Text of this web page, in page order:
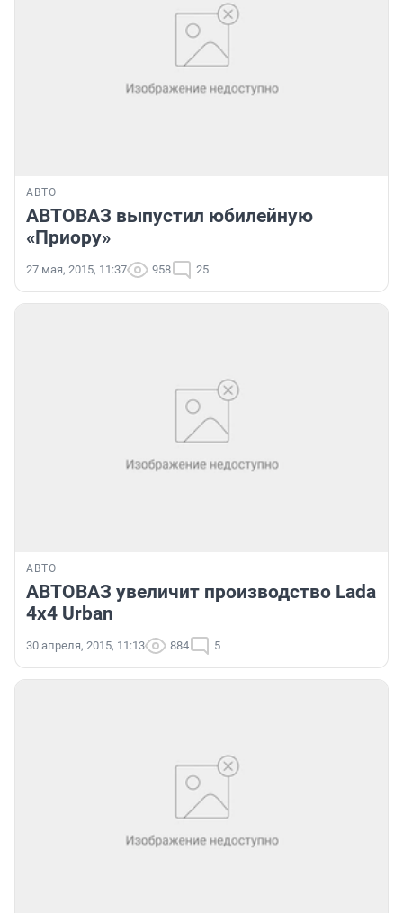
АВТО
АВТОВАЗ выпустил юбилейную
«Приору»
27 мая, 2015, 11:37 958 25
АВТО
АВТОВАЗ увеличит производство Lada
4х4 Urban
30 апреля, 2015, 11:13 884 5